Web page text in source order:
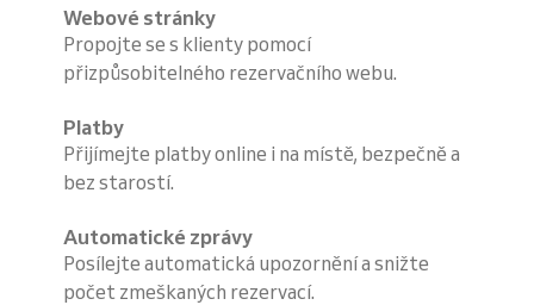
Webové stránky
Propojte se s klienty pomocí
přizpůsobitelného rezervačního webu.
Platby
Přijímejte platby online i na místě, bezpečně a
bez starostí.
Automatické zprávy
Posílejte automatická upozornění a snižte
počet zmeškaných rezervací.